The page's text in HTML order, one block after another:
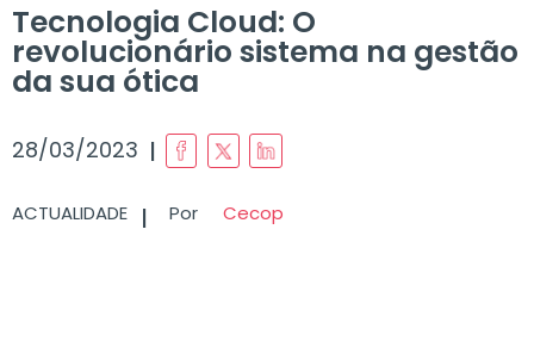
Tecnologia Cloud: O
revolucionário sistema na gestão
da sua ótica
28/03/2023 I
ACTUALIDADE I Por Cecop